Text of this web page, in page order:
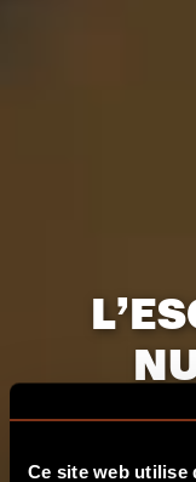
Ce site web utilise